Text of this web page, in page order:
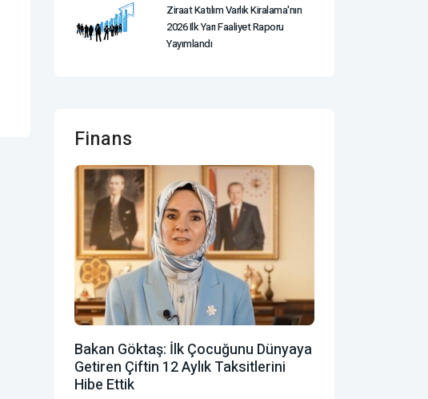
Ziraat Katılım Varlık Kiralama'nın
2026 Ilk Yarı Faaliyet Raporu
Yayımlandı
Finans
Bakan Göktaş: İlk Çocuğunu Dünyaya
Getiren Çiftin 12 Aylık Taksitlerini
Hibe Ettik